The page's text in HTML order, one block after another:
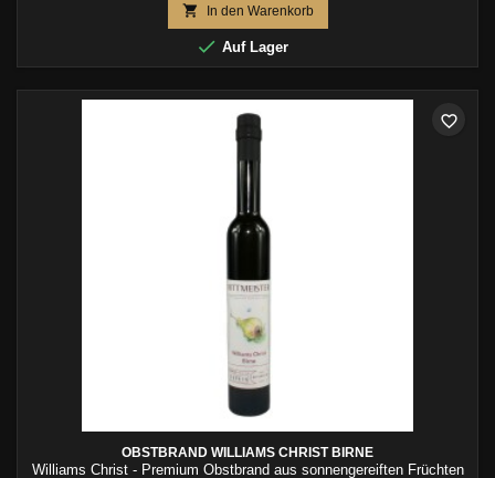
 In den Warenkorb
 Auf Lager
OBSTBRAND WILLIAMS CHRIST BIRNE
Williams Christ - Premium Obstbrand aus sonnengereiften Früchten
favorite_border